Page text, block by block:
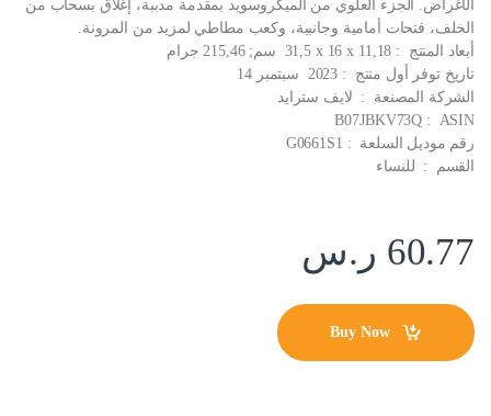
الأغراض. الجزء العلوي من الميكروسويد بمقدمة مدببة، إغلاق بسحاب من
الخلف، فتحات أمامية وجانبية، وكعب مطاطي لمزيد من المرونة.
أبعاد المنتج ‏ : ‎ 31,5 x 16 x 11,18 سم; 215,46 جرام
تاريخ توفر أول منتج ‏ : ‎ 2023 سبتمبر 14
الشركة المصنعة ‏ : ‎ لايف سترايد
ASIN ‏ : ‎ B07JBKV73Q
رقم موديل السلعة ‏ : ‎ G0661S1
القسم ‏ : ‎ للنساء
60.77 ر.س
Buy Now